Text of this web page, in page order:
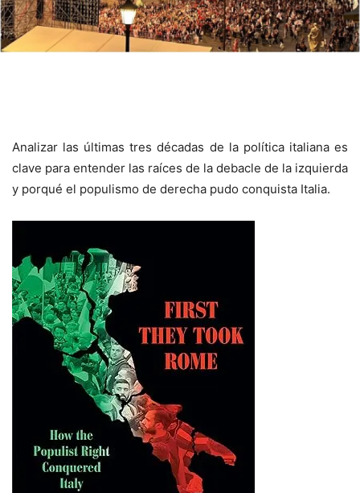
Analizar las últimas tres décadas de la política italiana es
clave para entender las raíces de la debacle de la izquierda
y porqué el populismo de derecha pudo conquista Italia.